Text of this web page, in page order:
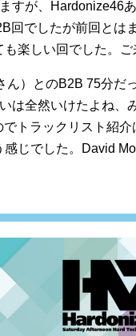
すが、Hardonize46
回でしたが前回とは
楽しい回でした。
ん）とのB2B 75分だ
は全然いけたよね、
トラックリスト紹
じでした。David